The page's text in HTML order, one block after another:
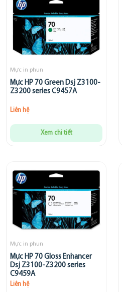
Mực in phun
Mực HP 70 Green Dsj Z3100-
Z3200 series C9457A
Liên hệ
Xem chi tiết
Mực in phun
Mực HP 70 Gloss Enhancer
Dsj Z3100-Z3200 series
C9459A
Liên hệ